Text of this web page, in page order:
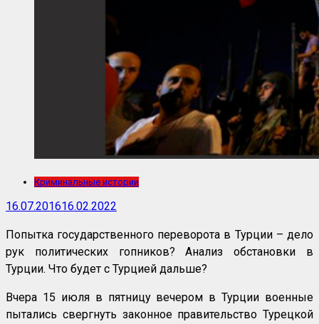
Криминальные истории
16.07.201616.02.2022
Попытка государственного переворота в Турции – дело
рук политических гопников? Анализ обстановки в
Турции. Что будет с Турцией дальше?
Вчера 15 июля в пятницу вечером в Турции военные
пытались свергнуть законное правительство Турецкой